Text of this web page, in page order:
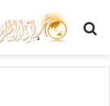
بحث عن